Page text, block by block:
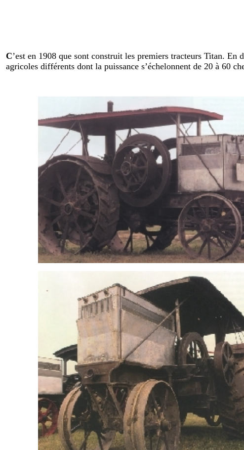
C’est en 1908 que sont construit les premiers tracteurs Titan.
agricoles différents dont la puissance s’échelonnent de 20 à 60